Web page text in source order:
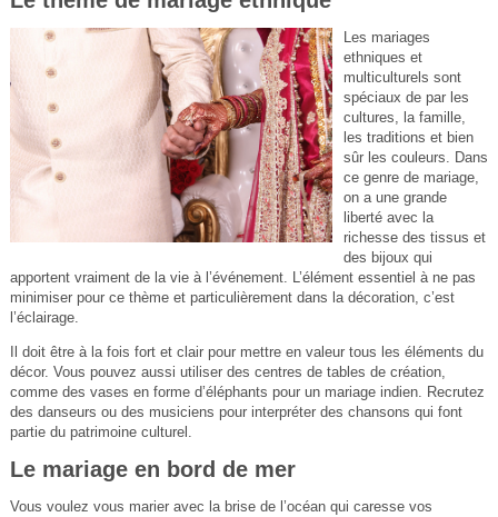
Les mariages
ethniques et
multiculturels sont
spéciaux de par les
cultures, la famille,
les traditions et bien
sûr les couleurs. Dans
ce genre de mariage,
on a une grande
liberté avec la
richesse des tissus et
des bijoux qui
apportent vraiment de la vie à l’événement. L’élément essentiel à ne pas
minimiser pour ce thème et particulièrement dans la décoration, c’est
l’éclairage.
Il doit être à la fois fort et clair pour mettre en valeur tous les éléments du
décor. Vous pouvez aussi utiliser des centres de tables de création,
comme des vases en forme d’éléphants pour un mariage indien. Recrutez
des danseurs ou des musiciens pour interpréter des chansons qui font
partie du patrimoine culturel.
Le mariage en bord de mer
Vous voulez vous marier avec la brise de l’océan qui caresse vos